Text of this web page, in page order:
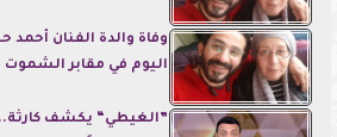
وفاة والدة الفنان أحمد
اليوم في مقابر الشموت
”الغيطي“ يكشف كارثة..